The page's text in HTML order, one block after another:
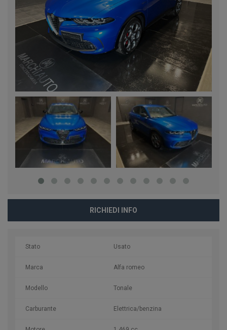
RICHIEDI INFO
Stato Usato
Marca Alfa romeo
Modello Tonale
Carburante Elettrica/benzina